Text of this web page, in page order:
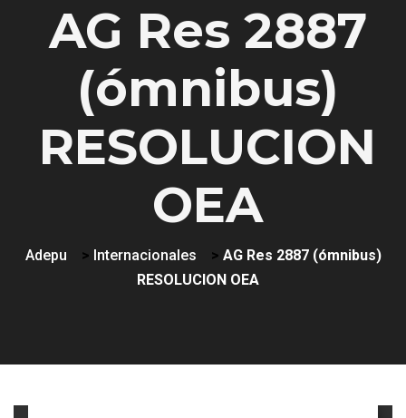
AG Res 2887
(ómnibus)
RESOLUCION
OEA
Adepu > Internacionales > AG Res 2887 (ómnibus)
RESOLUCION OEA